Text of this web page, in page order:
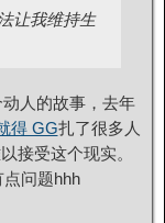
让我维持生
人的故事，去年
得 GG扎了很多人
接受这个现实。
问题hhh